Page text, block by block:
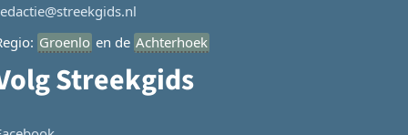
Groenlo en de Achterhoek
Streekgids